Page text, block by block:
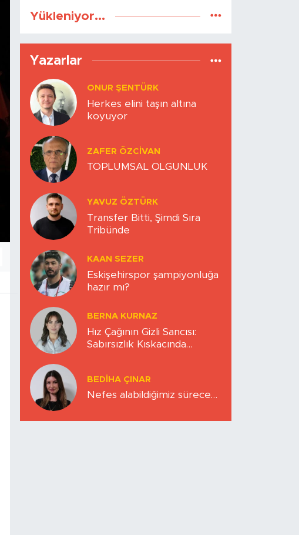
Yükleniyor...
Yazarlar
ONUR ŞENTÜRK
Herkes elini taşın altına
koyuyor
ZAFER ÖZCIVAN
TOPLUMSAL OLGUNLUK
YAVUZ ÖZTÜRK
Transfer Bitti, Şimdi Sıra
Tribünde
KAAN SEZER
Eskişehirspor şampiyonluğa
hazır mı?
BERNA KURNAZ
Hız Çağının Gizli Sancısı:
Sabırsızlık Kıskacında
BEDIHA ÇINAR
Nefes alabildiğimiz sürece…